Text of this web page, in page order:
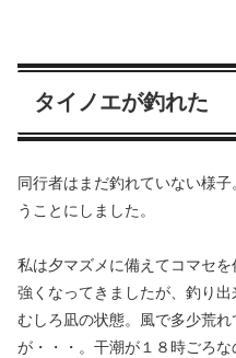
タイノエが釣れた
同行者はまだ釣れていない様
うことにしました。
私は夕マズメに備えてコマセ
強くなってきましたが、釣り
むしろ凪の状態。風で多少荒
が・・・。干潮が１８時ごろ